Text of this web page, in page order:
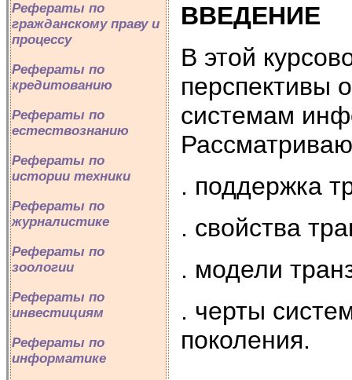
Рефераты по
гражданскому праву и
процессу
Рефераты по
кредитованию
Рефераты по
естествознанию
Рефераты по
истории техники
Рефераты по
журналистике
Рефераты по
зоологии
Рефераты по
инвестициям
Рефераты по
информатике
ВВЕДЕНИЕ
В этой
перспективы
системам
. поддержка
. свойства
. модели
. черты
поколения.